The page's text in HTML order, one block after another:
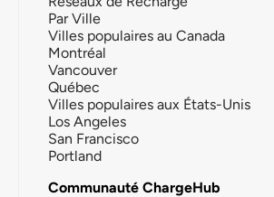
Par Ville
Villes populaires au Canada
Montréal
Vancouver
Québec
Villes populaires aux États-Unis
Los Angeles
San Francisco
Portland
Communauté ChargeHub